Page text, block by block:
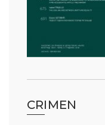
CRIMEN